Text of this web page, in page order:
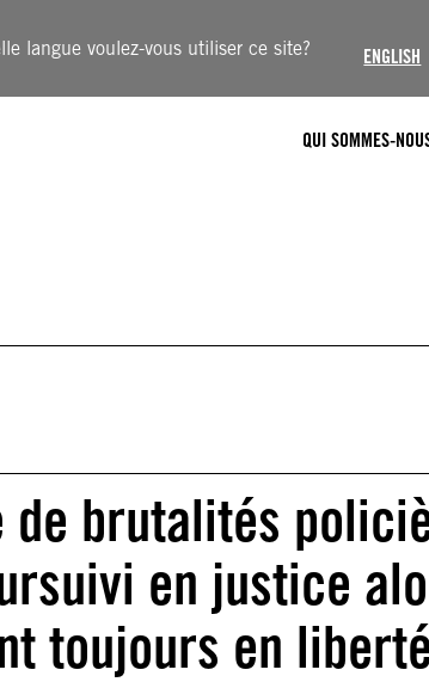
langue voulez-vous utiliser ce site? ENGLISH
QUI SOMMES-
brutalités
en justice
toujours en liberté